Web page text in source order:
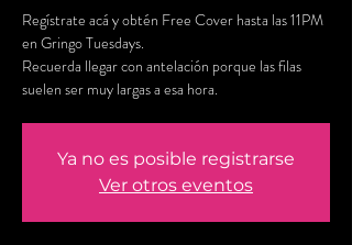
Regístrate acá y obtén Free Cover hasta las 11PM
en Gringo Tuesdays.
Recuerda llegar con antelación porque las filas
suelen ser muy largas a esa hora.
Ya no es posible registrarse
Ver otros eventos